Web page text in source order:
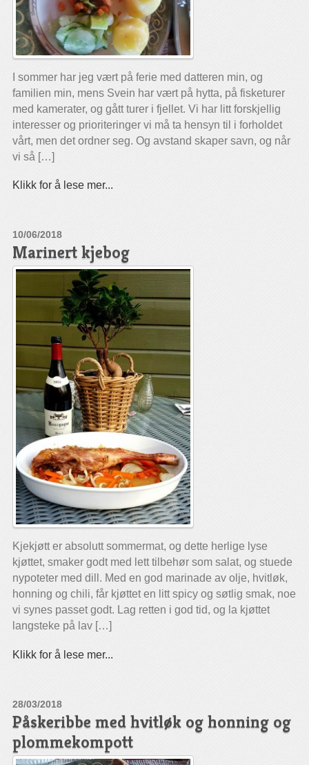
I sommer har jeg vært på ferie med datteren min, og
familien min, mens Svein har vært på hytta, på fisketurer
med kamerater, og gått turer i fjellet. Vi har litt forskjellig
interesser og prioriteringer vi må ta hensyn til i forholdet
vårt, men det ordner seg. Og avstand skaper savn, og når
vi så […]
Klikk for å lese mer...
10/06/2018
Marinert kjebog
Kjekjøtt er absolutt sommermat, og dette herlige lyse
kjøttet, smaker godt med lett tilbehør som salat, og stuede
nypoteter med dill. Med en god marinade av olje, hvitløk,
honning og chili, får kjøttet en litt spicy og søtlig smak, noe
vi synes passet godt. Lag retten i god tid, og la kjøttet
langsteke på lav […]
Klikk for å lese mer...
28/03/2018
Påskeribbe med hvitløk og honning og
plommekompott